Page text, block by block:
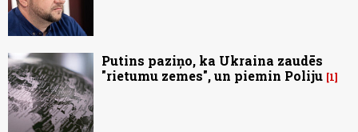
Putins paziņo, ka Ukraina zaudēs
"rietumu zemes", un piemin Poliju 1